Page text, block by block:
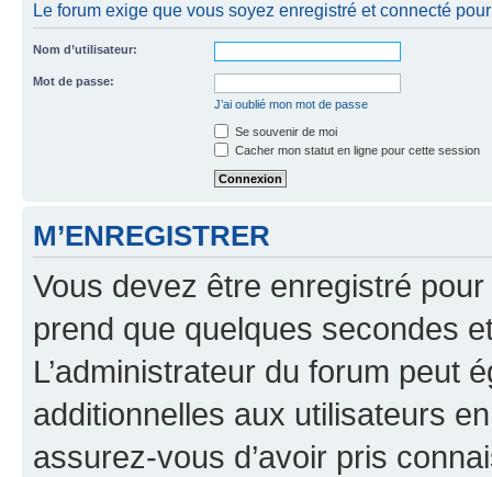
Le forum exige que vous soyez enregistré et connecté
Nom d’utilisateur:
Mot de passe:
J’ai oublié mon mot de passe
Se souvenir de moi
Cacher mon statut en ligne pour cette session
M’ENREGISTRER
Vous devez être enregistré
prend que quelques secondes
L’administrateur du forum peut
additionnelles aux utilisateurs
assurez-vous d’avoir pris